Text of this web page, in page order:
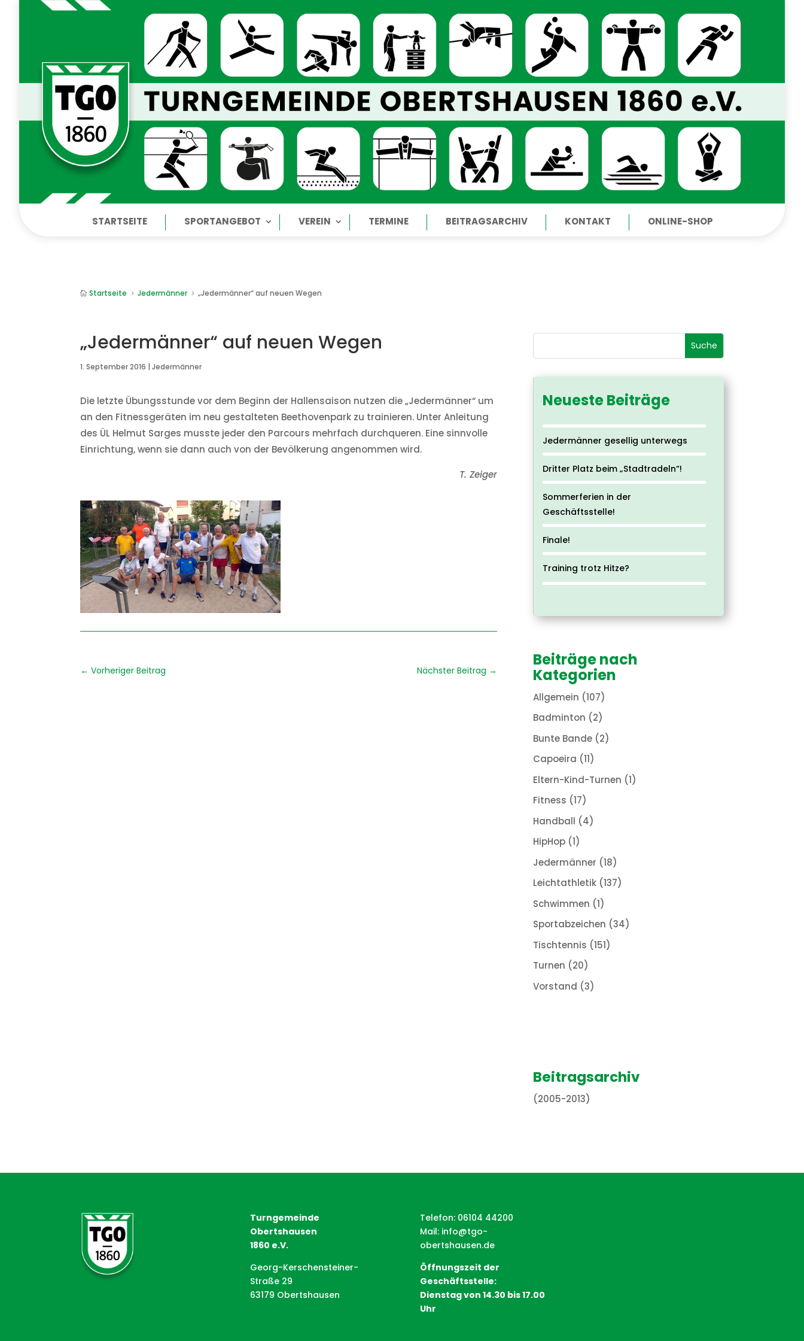
STARTSEITE SPORTANGEBOT VEREIN TERMINE BEITRAGSARCHIV KONTAKT ONLINE-SHOP
 Startseite 5 Jedermänner 5 „Jedermänner“ auf neuen Wegen
„Jedermänner“ auf neuen Wegen
1. September 2016 |Jedermänner
Die letzte Übungsstunde vor dem Beginn der Hallensaison nutzen die „Jedermänner“ um
an den Fitnessgeräten im neu gestalteten Beethovenpark zu trainieren. Unter Anleitung
des ÜL Helmut Sarges musste jeder den Parcours mehrfach durchqueren. Eine sinnvolle
Einrichtung, wenn sie dann auch von der Bevölkerung angenommen wird.
T. Zeiger
←Vorheriger Beitrag Nächster Beitrag →
Neueste Beiträge
Jedermänner gesellig unterwegs
Dritter Platz beim „Stadtradeln“!
Sommerferien in der
Geschäftsstelle!
Finale!
Training trotz Hitze?
Beiträge nach
Kategorien
Allgemein (107)
Badminton (2)
Bunte Bande(2)
Capoeira (11)
Eltern-Kind-Turnen (1)
Fitness (17)
Handball (4)
HipHop(1)
Jedermänner (18)
Leichtathletik(137)
Schwimmen (1)
Sportabzeichen (34)
Tischtennis (151)
Turnen (20)
Vorstand (3)
Beitragsarchiv
(2005-2013)
Turngemeinde
Obertshausen
1860 e.V.
Georg-Kerschensteiner-
Straße 29
63179 Obertshausen
Telefon: 06104 44200
Mail: info@tgo-
obertshausen.de
Öffnungszeit der
Geschäftsstelle:
Dienstag von 14.30 bis 17.00
Uhr